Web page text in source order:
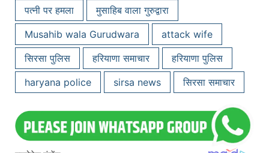
पत्नी पर हमला
मुसाहिब वाला गुरुद्वारा
Musahib wala Gurudwara
attack wife
सिरसा पुलिस
हरियाणा समाचार
हरियाणा पुलिस
haryana police
sirsa news सिरसा समाचार